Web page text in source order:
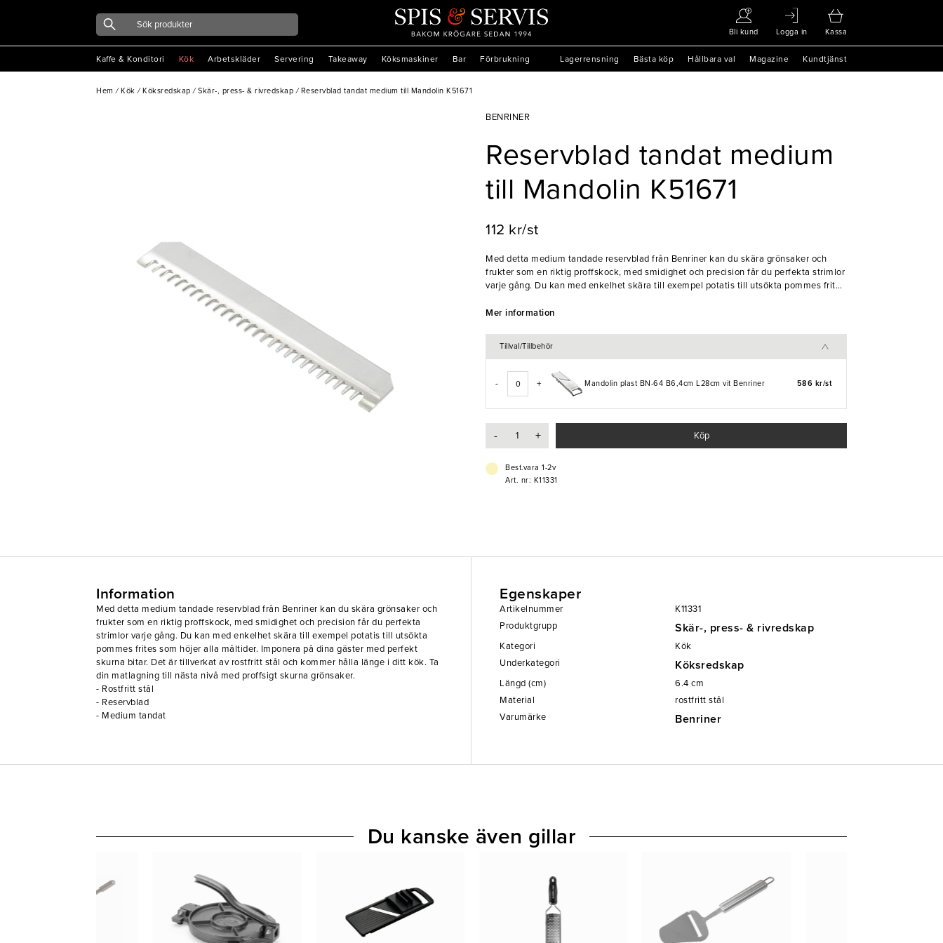
Bli kund Logga in Kassa
Kaffe & Konditori Kök Arbetskläder Servering Takeaway Köksmaskiner Bar Förbrukning Lagerrensning Bästa köp Hållbara val Magazine Kundtjänst
Hem / Kök / Köksredskap / Skär-, press- & rivredskap / Reservblad tandat medium till Mandolin K51671
BENRINER
Reservblad tandat medium
till Mandolin K51671
112 kr/st
Med detta medium tandade reservblad från Benriner kan du skära grönsaker och
frukter som en riktig proffskock, med smidighet och precision får du perfekta strimlor
varje gång. Du kan med enkelhet skära till exempel potatis till utsökta pommes frites
tillverkat av rostfritt stål och kommer hålla länge i ditt kök. Ta din matlagning till
- Reservblad
Mer information
Tillval/Tillbehör
- + Mandolin plast BN-64 B6,4cm L28cm vit Benriner 586 kr/st
- + Köp
Best.vara 1-2v
Art. nr: K11331
Information
Med detta medium tandade reservblad från Benriner kan du skära grönsaker och
frukter som en riktig proffskock, med smidighet och precision får du perfekta
strimlor varje gång. Du kan med enkelhet skära till exempel potatis till utsökta
pommes frites som höjer alla måltider. Imponera på dina gäster med perfekt
skurna bitar. Det är tillverkat av rostfritt stål och kommer hålla länge i ditt kök. Ta
din matlagning till nästa nivå med proffsigt skurna grönsaker.
- Rostfritt stål
- Reservblad
- Medium tandat
Egenskaper
Artikelnummer
K11331
Produktgrupp
Skär-, press- & rivredskap
Kategori
Kök
Underkategori
Köksredskap
Längd (cm) 6.4 cm
Material
rostfritt stål
Varumärke
Benriner
Du kanske även gillar